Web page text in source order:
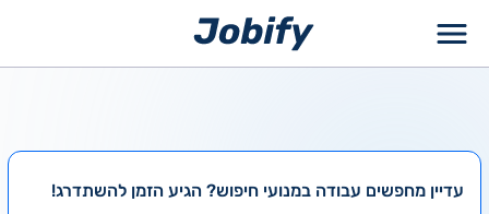
עדיין מחפשים עבודה במנועי חיפוש? הגיע הזמן להשתדרג!